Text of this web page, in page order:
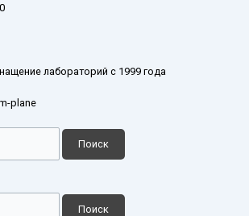
лабораторий с 1999 года
plane
Поиск
Поиск